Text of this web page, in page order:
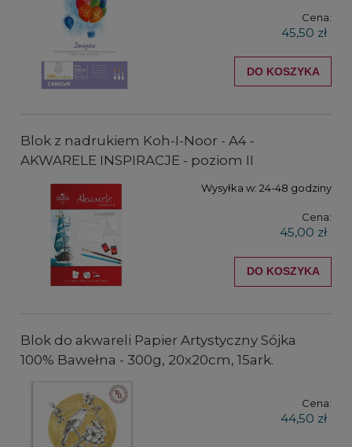
Cena:
45,50 zł
DO KOSZYKA
Blok z nadrukiem Koh-I-Noor - A4 -
AKWARELE INSPIRACJE - poziom II
Wysyłka w: 24-48 godziny
Cena:
45,00 zł
DO KOSZYKA
Blok do akwareli Papier Artystyczny Sójka
100% Bawełna - 300g, 20x20cm, 15ark.
Cena:
44,50 zł